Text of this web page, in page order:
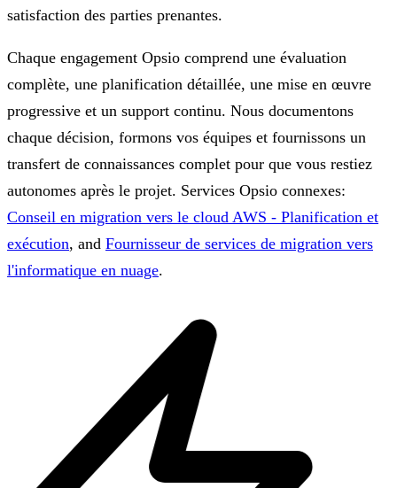
satisfaction des parties prenantes.
Chaque engagement Opsio comprend une évaluation
complète, une planification détaillée, une mise en œuvre
progressive et un support continu. Nous documentons
chaque décision, formons vos équipes et fournissons un
transfert de connaissances complet pour que vous restiez
autonomes après le projet. Services Opsio connexes:
Conseil en migration vers le cloud AWS - Planification et
exécution, and Fournisseur de services de migration vers
l'informatique en nuage.